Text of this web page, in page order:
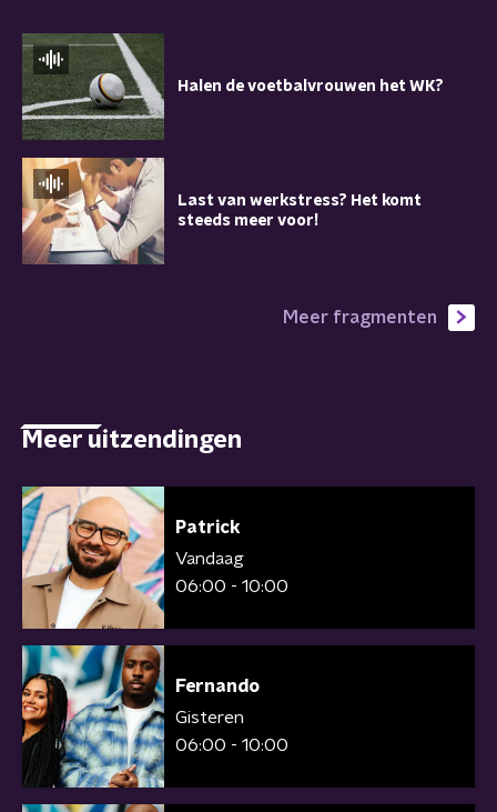
Halen de voetbalvrouwen het WK?
Last van werkstress? Het komt
steeds meer voor!
Meer fragmenten
Meer uitzendingen
Patrick
Vandaag
06:00 - 10:00
Fernando
Gisteren
06:00 - 10:00